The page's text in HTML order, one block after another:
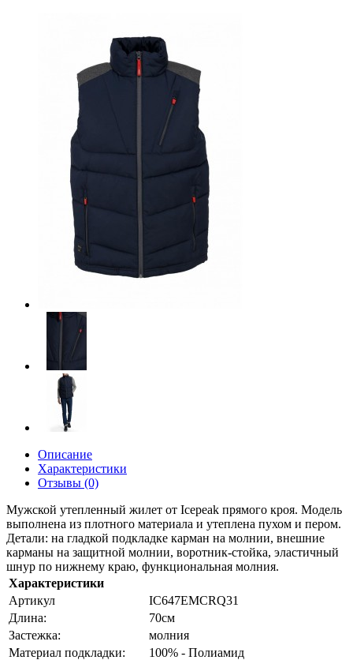
Описание
Характеристики
Отзывы (0)
Мужской утепленный жилет от Icepeak прямого кроя. Модель
выполнена из плотного материала и утеплена пухом и пером.
Детали: на гладкой подкладке карман на молнии, внешние
карманы на защитной молнии, воротник-стойка, эластичный
шнур по нижнему краю, функциональная молния.
Характеристики
Артикул
IC647EMCRQ31
Длина:
70см
Застежка:
молния
Материал подкладки:
100% - Полиамид